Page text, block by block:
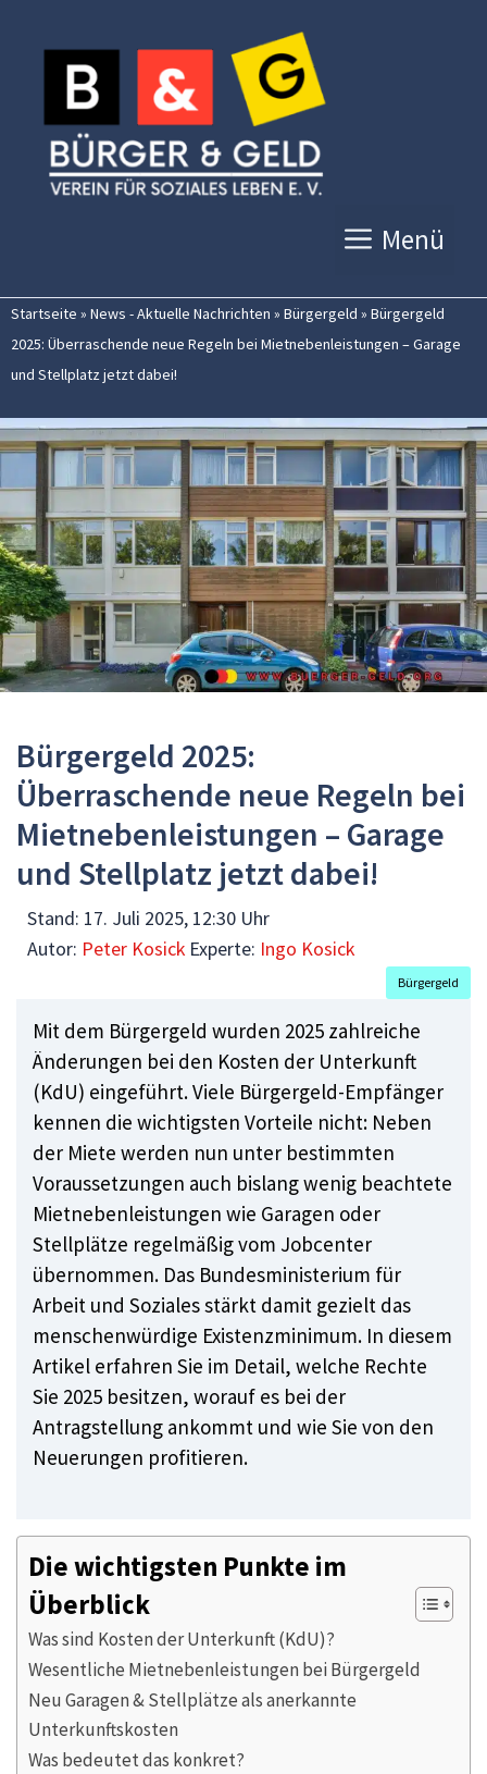
Inhalt
springen
Menü
Startseite » News - Aktuelle Nachrichten » Bürgergeld » Bürgergeld
2025: Überraschende neue Regeln bei Mietnebenleistungen – Garage
und Stellplatz jetzt dabei!
Bürgergeld 2025:
Überraschende neue Regeln bei
Mietnebenleistungen – Garage
und Stellplatz jetzt dabei!
Stand: 17. Juli 2025, 12:30 Uhr
Autor: Peter Kosick Experte: Ingo Kosick
Bürgergeld
Mit dem Bürgergeld wurden 2025 zahlreiche
Änderungen bei den Kosten der Unterkunft
(KdU) eingeführt. Viele Bürgergeld-Empfänger
kennen die wichtigsten Vorteile nicht: Neben
der Miete werden nun unter bestimmten
Voraussetzungen auch bislang wenig beachtete
Mietnebenleistungen wie Garagen oder
Stellplätze regelmäßig vom Jobcenter
übernommen. Das Bundesministerium für
Arbeit und Soziales stärkt damit gezielt das
menschenwürdige Existenzminimum. In diesem
Artikel erfahren Sie im Detail, welche Rechte
Sie 2025 besitzen, worauf es bei der
Antragstellung ankommt und wie Sie von den
Neuerungen profitieren.
Die wichtigsten Punkte im
Überblick
Was sind Kosten der Unterkunft (KdU)?
Wesentliche Mietnebenleistungen bei Bürgergeld
Neu Garagen & Stellplätze als anerkannte
Unterkunftskosten
Was bedeutet das konkret?